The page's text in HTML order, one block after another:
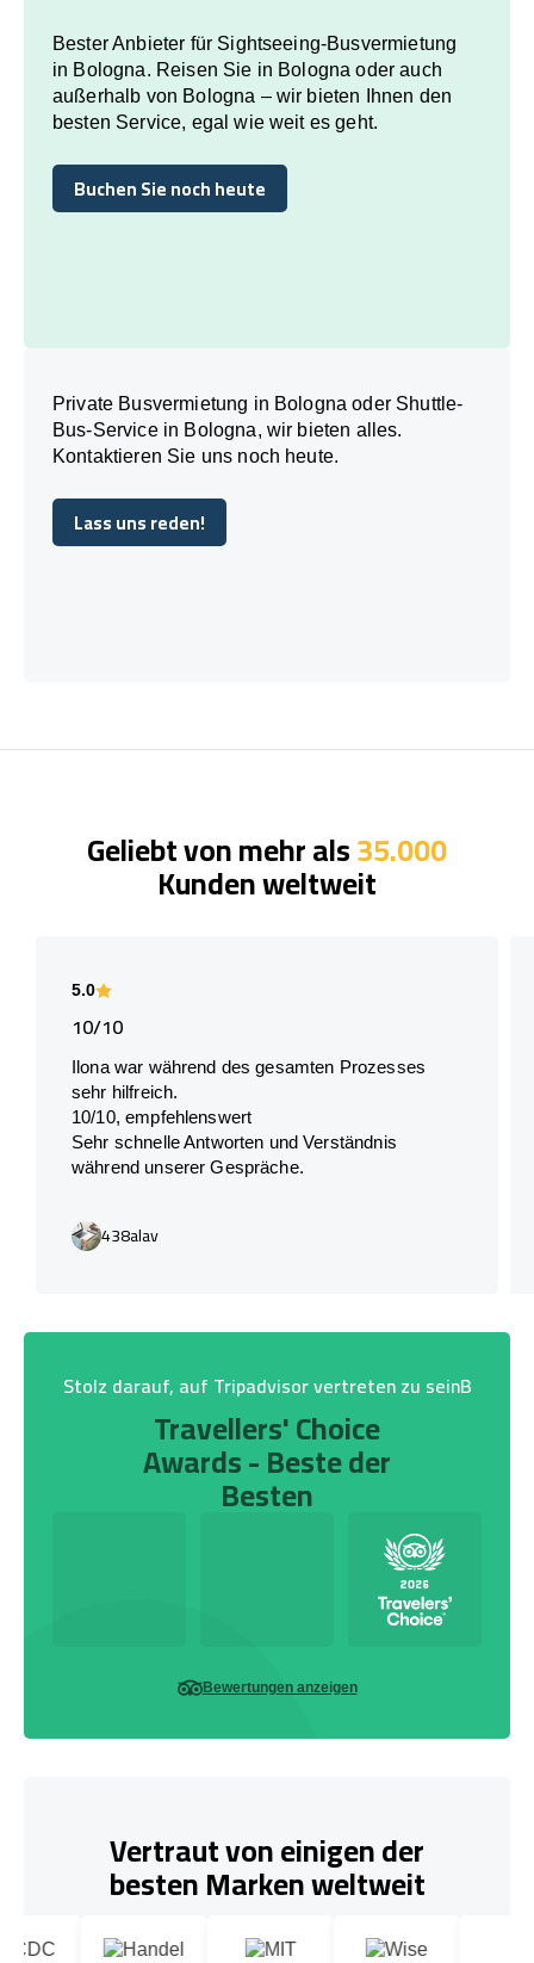
Bester Anbieter für Sightseeing-Busvermietung
in Bologna. Reisen Sie in Bologna oder auch
außerhalb von Bologna – wir bieten Ihnen den
besten Service, egal wie weit es geht.
Buchen Sie noch heute
Buchen Sie noch heute
Private Busvermietung in Bologna oder Shuttle-
Bus-Service in Bologna, wir bieten alles.
Kontaktieren Sie uns noch heute.
Lass uns reden!
Lass uns reden!
Geliebt von mehr als35.000
Kunden weltweit
5.0
10/10
Ilona war während des gesamten Prozesses
sehr hilfreich.
10/10, empfehlenswert
Sehr schnelle Antworten und Verständnis
während unserer Gespräche.
438alav
Stolz darauf, auf Tripadvisor vertreten zu seinB
Travellers' Choice
Awards - Beste der
Besten
Bewertungen anzeigen
Vertraut von einigen der
besten Marken weltweit